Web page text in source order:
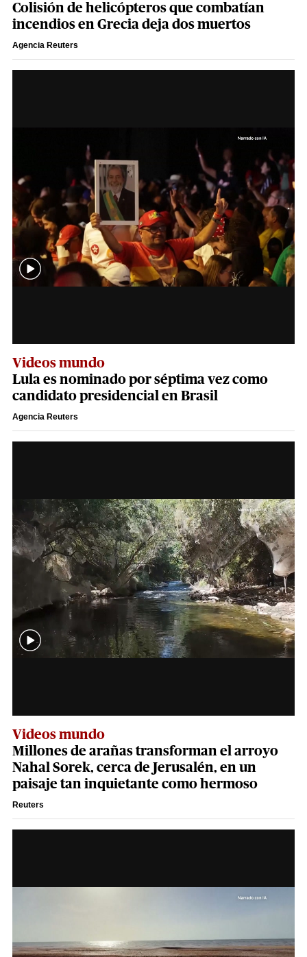
Colisión de helicópteros que combatían
incendios en Grecia deja dos muertos
Agencia Reuters
Videos mundo
Lula es nominado por séptima vez como
candidato presidencial en Brasil
Agencia Reuters
Videos mundo
Millones de arañas transforman el arroyo
Nahal Sorek, cerca de Jerusalén, en un
paisaje tan inquietante como hermoso
Reuters